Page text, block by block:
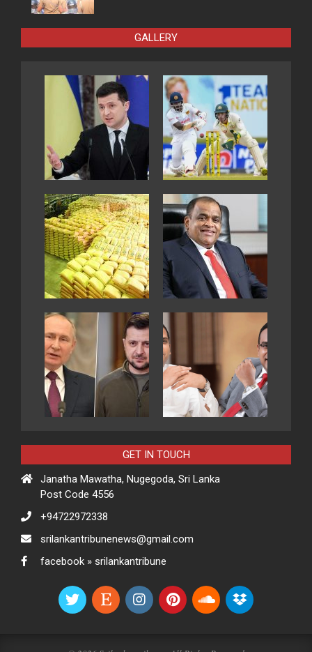
GALLERY
GET IN TOUCH
Janatha Mawatha, Nugegoda, Sri Lanka
Post Code 4556
+94722972338
srilankantribunenews@gmail.com
facebook » srilankantribune